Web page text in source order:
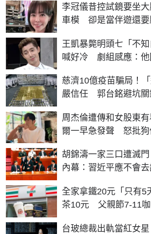
李冠儀昔控試鏡要坐
車模 卻是當伴遊還要
王凱暴斃明頭七「不知
喊好冷 劇組感應：他
慈濟10億疫苗騙局！
嚴信任 郭台銘避坑關
周杰倫遭傳和女股東
爾一早急發聲 怒批狗
胡錦濤一家三口遭滅
內幕：習近平應不會
全家拿鐵20元「只有5
茶10元 父親節7-11
台玻總裁出軌當紅女